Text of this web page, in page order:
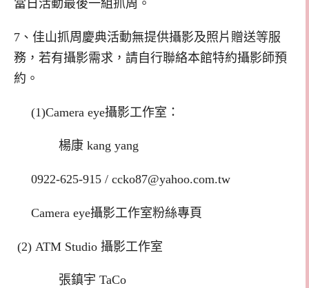
當日活動最後一組抓周。
7、佳山抓周慶典活動無提供攝影及照片贈送等服
務，若有攝影需求，請自行聯絡本館特約攝影師預
約。
(1)Camera eye攝影工作室：
楊康 kang yang
0922-625-915 / ccko87@yahoo.com.tw
Camera eye攝影工作室粉絲專頁
(2) ATM Studio 攝影工作室
張鎮宇 TaCo